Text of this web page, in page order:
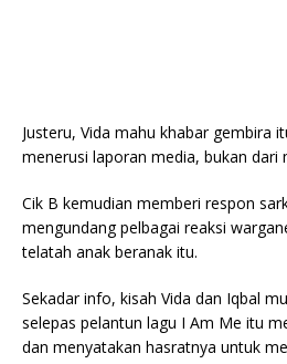
Justeru, Vida mahu khabar gembira
menerusi laporan media, bukan dari
Cik B kemudian memberi respon
mengundang pelbagai reaksi
telatah anak beranak itu.
Sekadar info, kisah Vida dan Iqbal
selepas pelantun lagu I Am Me itu
dan menyatakan hasratnya untuk